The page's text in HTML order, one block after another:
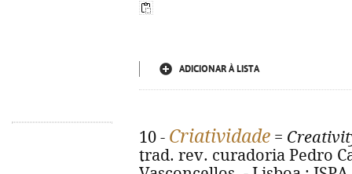
ADICIONAR À LISTA
10 - Criatividade =
trad. rev. curadoria Pedro